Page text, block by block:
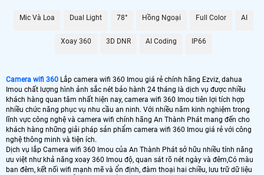
sát rõ ràng các vật thể và hình ảnh một cách dễ dàng.
hợp cổng mạng để sử dụng trong điều kiện wifi yếu, cho phép bạn xem trực tiếp
hoặc lưu trữ hình ảnh và video trên điện thoại di động hoặc máy tính nhanh
trực tiếp hình ảnh từ camera từ bất kỳ đâu và bất kỳ lúc nào thông qua kết nối
internet.
7: Hỗ trợ thẻ nhớ: Camera wifi 360 Imou có khay cắm thẻ nhớ, cho phép bạn
lưu trữ hình ảnh và video trực tiếp trên thẻ nhớ mà không cần sử dụng điện
thoại di động hoặc máy tính chính vì vây có thể hoặc động độc lập khi sử dụng
1 hoặc 2 camera sẽ tiết kiệm chi phí đáng kể.
Mic Và Loa Dual Light 78° Hồng Ngoại Full Color AI
Xoay 360 3D DNR AI Coding IP66
Camera wifi 360 Lắp camera wifi 360 Imou giá rẻ chính hãng Ezviz, dahua
Imou chất lượng hình ảnh sắc nét bảo hành 24 tháng là dịch vụ được nhiều
khách hàng quan tâm nhất hiện nay, camera wifi 360 Imou tiên lợi tích hợp
nhiều chức năng phục vụ nhu cầu an ninh. Với nhiều năm kinh nghiệm trong
lĩnh vực công nghệ và camera wifi chính hãng An Thành Phát mang đến cho
khách hàng những giải pháp sản phẩm camera wifi 360 Imou giá rẻ với công
nghệ thông minh và tiện ích.
Dịch vụ lắp Camera wifi 360 Imou của An Thành Phát sở hữu nhiều tính năng
ưu việt như khả năng xoay 360 Imou độ, quan sát rõ nét ngày và đêm,Có màu
ban đêm, kết nối wifi mạnh mẽ và ổn định, đàm thoại hai chiều, lưu trữ dữ liệu